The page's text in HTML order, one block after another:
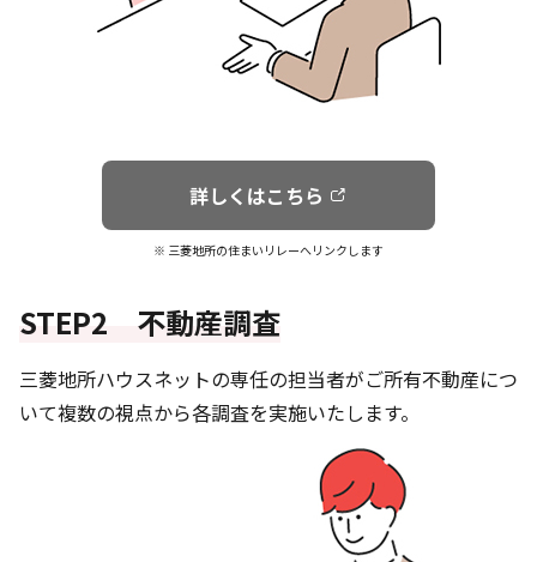
詳しくはこちら
※ 三菱地所の住まいリレーへリンクします
STEP2 不動産調査
三菱地所ハウスネットの専任の担当者がご所有不動産につ
いて複数の視点から各調査を実施いたします。